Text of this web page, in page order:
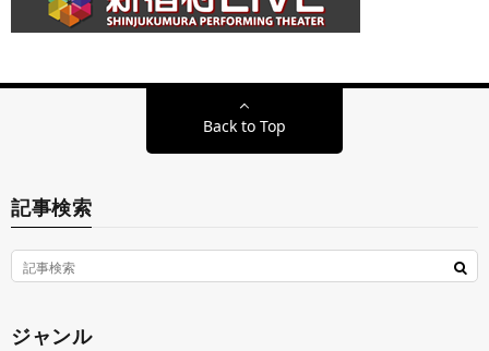
Back to Top
記事検索
ジャンル